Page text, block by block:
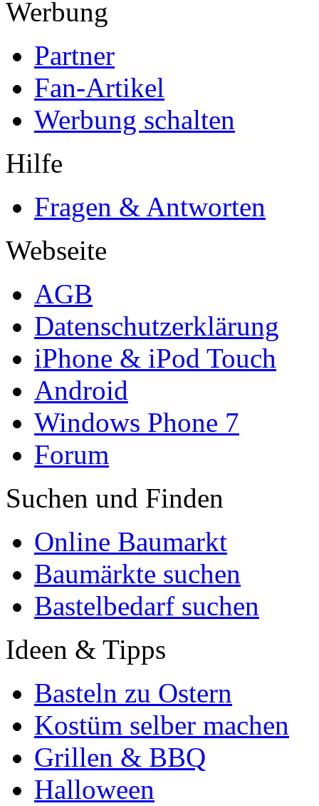
Werbung
Partner
Fan-Artikel
Werbung schalten
Hilfe
Fragen & Antworten
Webseite
AGB
Datenschutzerklärung
iPhone & iPod Touch
Android
Windows Phone 7
Forum
Suchen und Finden
Online Baumarkt
Baumärkte suchen
Bastelbedarf suchen
Ideen & Tipps
Basteln zu Ostern
Kostüm selber machen
Grillen & BBQ
Halloween